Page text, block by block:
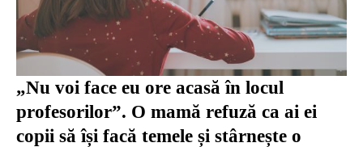
„Nu voi face eu ore acasă în locul
profesorilor”. O mamă refuză ca ai ei
copii să își facă temele și stârnește o